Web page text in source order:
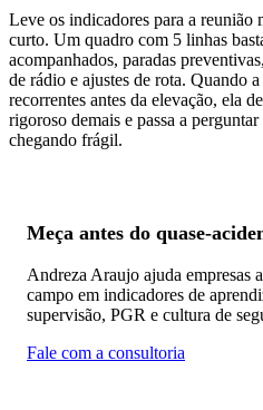
Leve os indicadores para a reunião
curto. Um quadro com 5 linhas
acompanhados, paradas
de rádio e ajustes de rota. Quando
recorrentes antes da elevação, ela
rigoroso demais e passa a
chegando frágil.
Meça antes do quase-
Andreza Araujo ajuda empresas
campo em indicadores de
supervisão, PGR e cultura de
Fale com a consultoria